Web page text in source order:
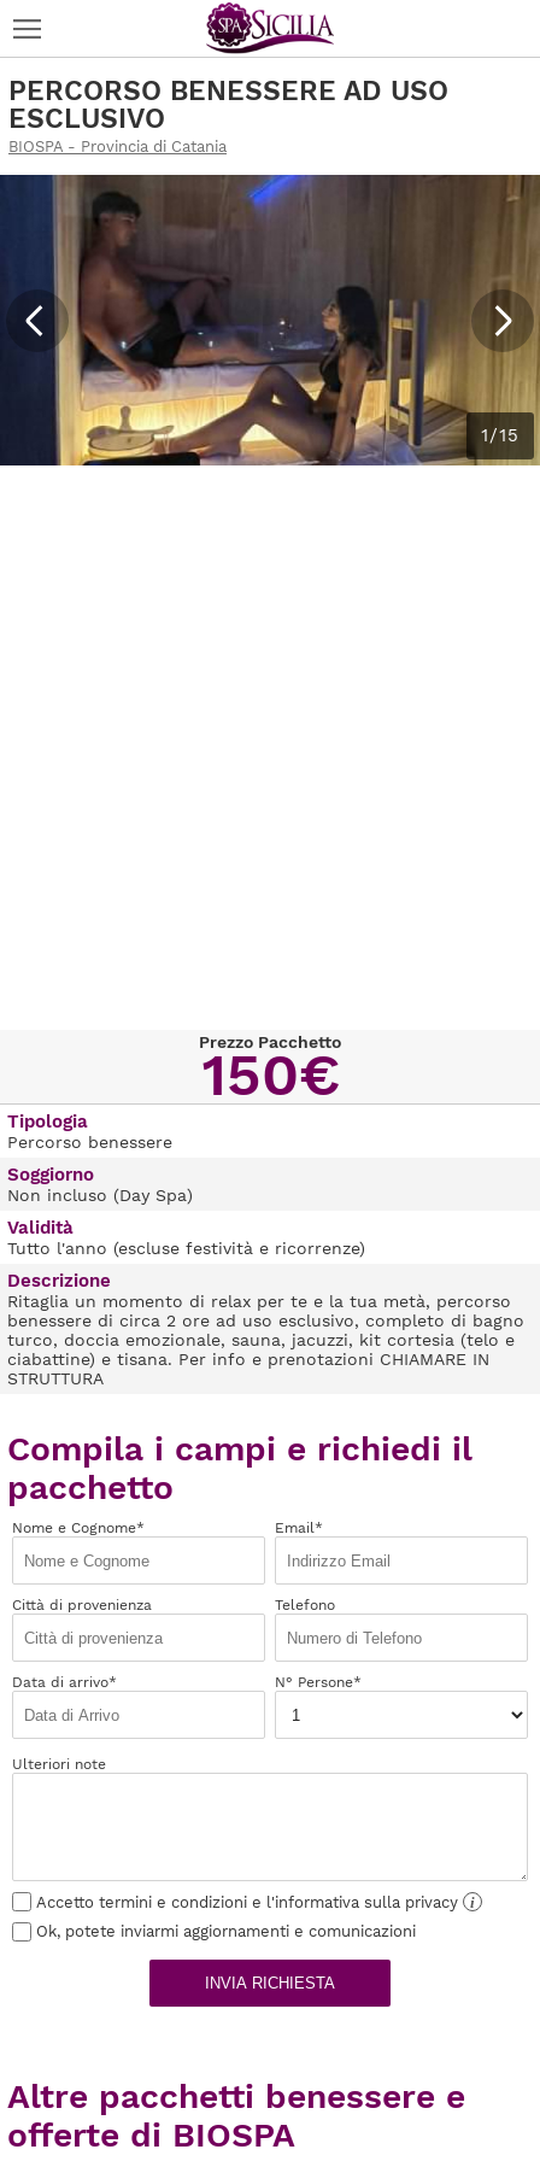
PERCORSO BENESSERE AD USO
ESCLUSIVO
BIOSPA - Provincia di Catania
1/15
Prezzo Pacchetto
150€
Tipologia
Percorso benessere
Soggiorno
Non incluso (Day Spa)
Validità
Tutto l'anno (escluse festività e ricorrenze)
Descrizione
Ritaglia un momento di relax per te e la tua metà, percorso
benessere di circa 2 ore ad uso esclusivo, completo di bagno
turco, doccia emozionale, sauna, jacuzzi, kit cortesia (telo e
ciabattine) e tisana. Per info e prenotazioni CHIAMARE IN
STRUTTURA
Compila i campi e richiedi il
pacchetto
Nome e Cognome* Email*
Città di provenienza Telefono
Data di arrivo* N° Persone*
Ulteriori note
Accetto termini e condizioni e l'informativa sulla privacy
i
Ok, potete inviarmi aggiornamenti e comunicazioni
INVIA RICHIESTA
Altre pacchetti benessere e
offerte di BIOSPA